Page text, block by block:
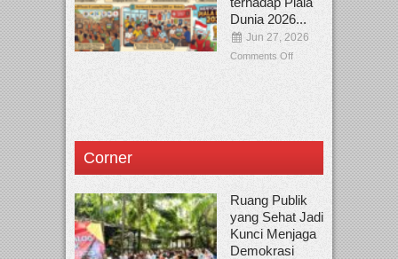
Dunia 2026...
Jun 27, 2026
Comments Off
Corner
Ruang Publik
yang Sehat Jadi
Kunci Menjaga
Demokrasi